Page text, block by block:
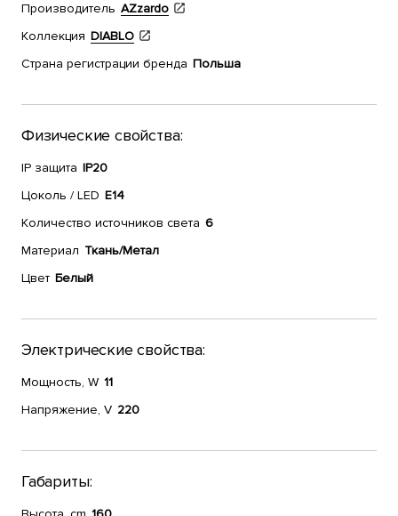
Производитель AZzardo
Коллекция DIABLO
Страна регистрации бренда Польша
Физические свойства:
IP защита IP20
Цоколь / LED E14
Количество источников света 6
Материал Ткань/Метал
Цвет Белый
Электрические свойства:
Мощность, W 11
Напряжение, V 220
Габариты: